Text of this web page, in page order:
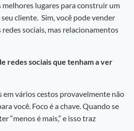
melhores lugares para construir um
cliente. Sim, você pode vender
sociais, mas relacionamentos
redes sociais que tenham a ver
em vários cestos provavelmente não
você. Foco é a chave. Quando se
“menos é mais,” e isso traz